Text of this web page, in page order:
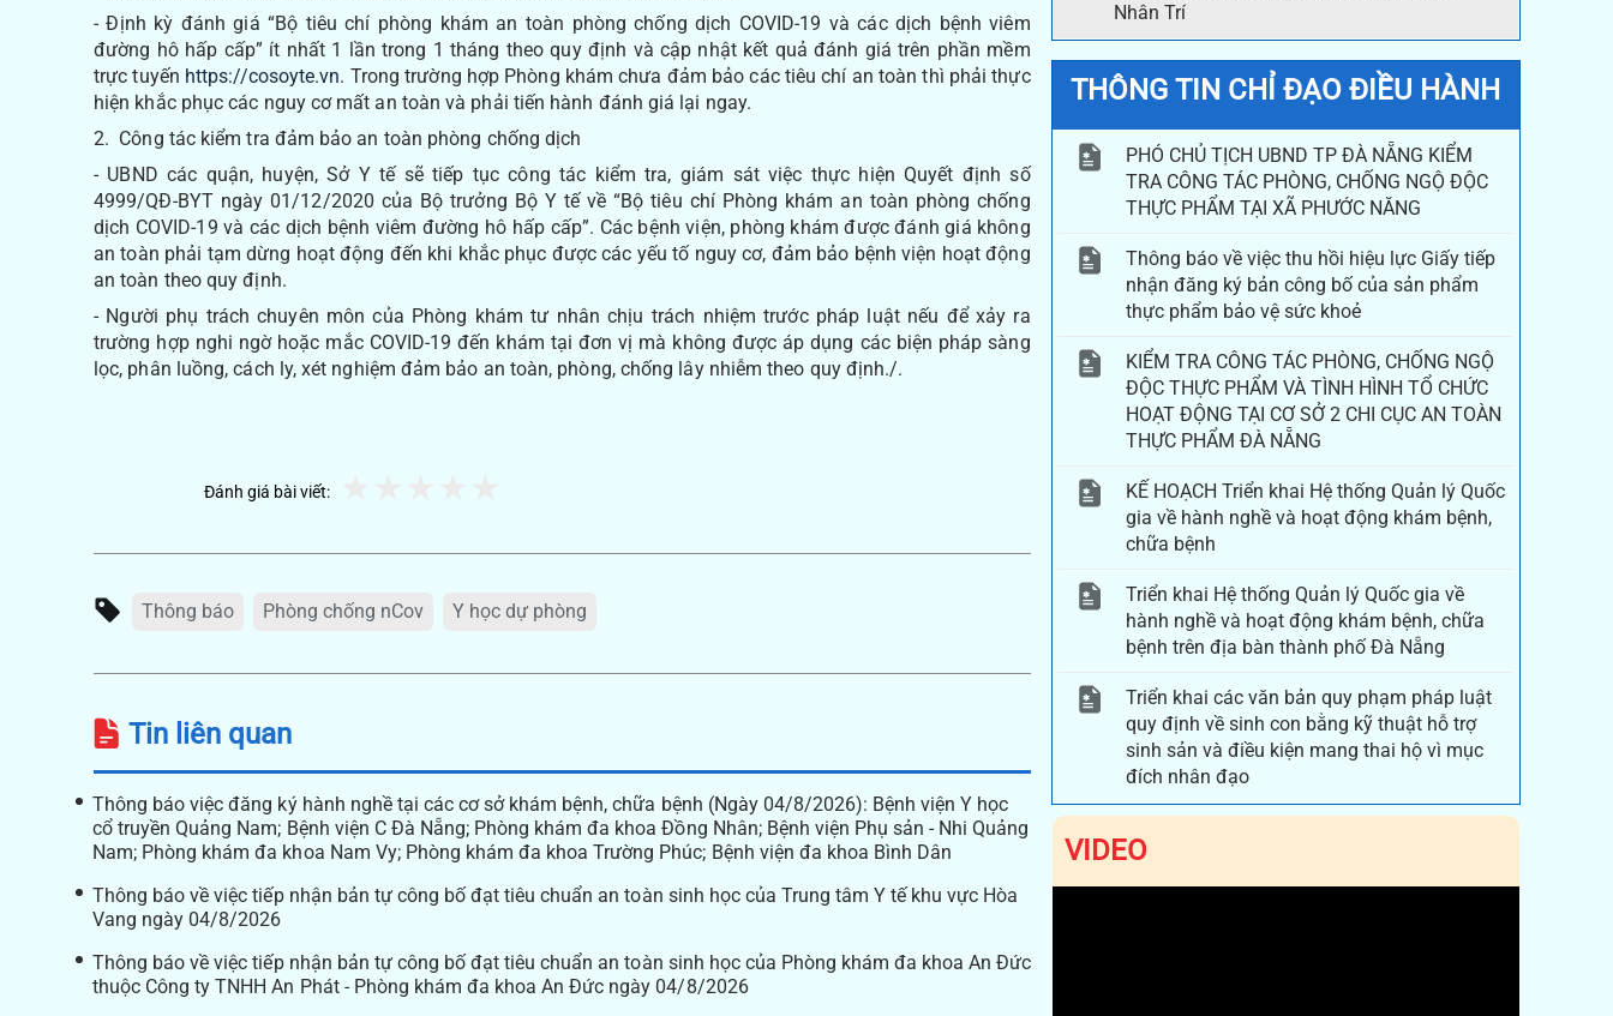
- Định kỳ đánh giá “Bộ tiêu chí phòng khám an toàn phòng chống dịch COVID-19 và các dịch bệnh viêm
đường hô hấp cấp” ít nhất 1 lần trong 1 tháng theo quy định và cập nhật kết quả đánh giá trên phần mềm
trực tuyến https://cosoyte.vn. Trong trường hợp Phòng khám chưa đảm bảo các tiêu chí an toàn thì phải thực
hiện khắc phục các nguy cơ mất an toàn và phải tiến hành đánh giá lại ngay.
2. Công tác kiểm tra đảm bảo an toàn phòng chống dịch
- UBND các quận, huyện, Sở Y tế sẽ tiếp tục công tác kiểm tra, giám sát việc thực hiện Quyết định số
4999/QĐ-BYT ngày 01/12/2020 của Bộ trưởng Bộ Y tế về “Bộ tiêu chí Phòng khám an toàn phòng chống
dịch COVID-19 và các dịch bệnh viêm đường hô hấp cấp”. Các bệnh viện, phòng khám được đánh giá không
an toàn phải tạm dừng hoạt động đến khi khắc phục được các yếu tố nguy cơ, đảm bảo bệnh viện hoạt động
an toàn theo quy định.
- Người phụ trách chuyên môn của Phòng khám tư nhân chịu trách nhiệm trước pháp luật nếu để xảy ra
trường hợp nghi ngờ hoặc mắc COVID-19 đến khám tại đơn vị mà không được áp dụng các biện pháp sàng
lọc, phân luồng, cách ly, xét nghiệm đảm bảo an toàn, phòng, chống lây nhiễm theo quy định./.
Đánh giá bài viết:
Thông báo Phòng chống nCov Y học dự phòng
Tin liên quan
Thông báo việc đăng ký hành nghề tại các cơ sở khám bệnh, chữa bệnh (Ngày 04/8/2026): Bệnh viện Y học
cổ truyền Quảng Nam; Bệnh viện C Đà Nẵng; Phòng khám đa khoa Đồng Nhân; Bệnh viện Phụ sản - Nhi Quảng
Nam; Phòng khám đa khoa Nam Vy; Phòng khám đa khoa Trường Phúc; Bệnh viện đa khoa Bình Dân
Thông báo về việc tiếp nhận bản tự công bố đạt tiêu chuẩn an toàn sinh học của Trung tâm Y tế khu vực Hòa
Vang ngày 04/8/2026
Thông báo về việc tiếp nhận bản tự công bố đạt tiêu chuẩn an toàn sinh học của Phòng khám đa khoa An Đức
thuộc Công ty TNHH An Phát - Phòng khám đa khoa An Đức ngày 04/8/2026
Nhân Trí
THÔNG TIN CHỈ ĐẠO ĐIỀU HÀNH
PHÓ CHỦ TỊCH UBND TP ĐÀ NẴNG KIỂM
TRA CÔNG TÁC PHÒNG, CHỐNG NGỘ ĐỘC
THỰC PHẨM TẠI XÃ PHƯỚC NĂNG
Thông báo về việc thu hồi hiệu lực Giấy tiếp
nhận đăng ký bản công bố của sản phẩm
thực phẩm bảo vệ sức khoẻ
KIỂM TRA CÔNG TÁC PHÒNG, CHỐNG NGỘ
ĐỘC THỰC PHẨM VÀ TÌNH HÌNH TỔ CHỨC
HOẠT ĐỘNG TẠI CƠ SỞ 2 CHI CỤC AN TOÀN
THỰC PHẨM ĐÀ NẴNG
KẾ HOẠCH Triển khai Hệ thống Quản lý Quốc
gia về hành nghề và hoạt động khám bệnh,
chữa bệnh
Triển khai Hệ thống Quản lý Quốc gia về
hành nghề và hoạt động khám bệnh, chữa
bệnh trên địa bàn thành phố Đà Nẵng
Triển khai các văn bản quy phạm pháp luật
quy định về sinh con bằng kỹ thuật hỗ trợ
sinh sản và điều kiện mang thai hộ vì mục
đích nhân đạo
VIDEO